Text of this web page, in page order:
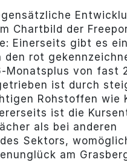
Chartbild der
Einerseits gibt es
den rot
Monatsplus von fast
ist durch
Rohstoffen wie
ist die
als bei anderen
Sektors,
am